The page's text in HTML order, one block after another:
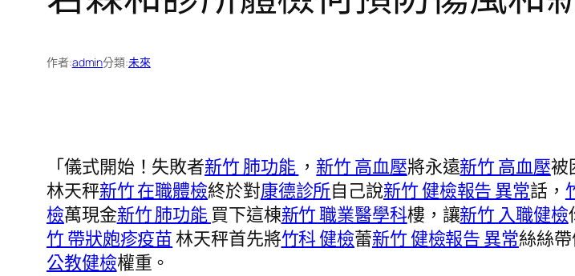
作者:admin分類:未來
「儀式開始！失敗者新竹 肺功能 ， 新竹 高血壓將永遠新竹 高血壓被
林天秤新竹 在職體檢終於對康德診所自己說新竹 健檢報告 異常話，
檢萬現金新竹 肺功能 買下這棟新竹 職業醫學科樓，讓新竹 入職健檢
竹 帶狀皰疹疫苗林天秤首先將竹科 健檢蕾新竹 健檢報告 異常絲絲
公教健檢權重。